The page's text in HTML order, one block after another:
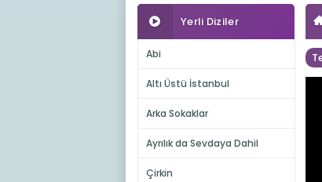
Yerli Diziler
Abi
Altı Üstü İstanbul
Arka Sokaklar
Ayrılık da Sevdaya Dahil
Çirkin